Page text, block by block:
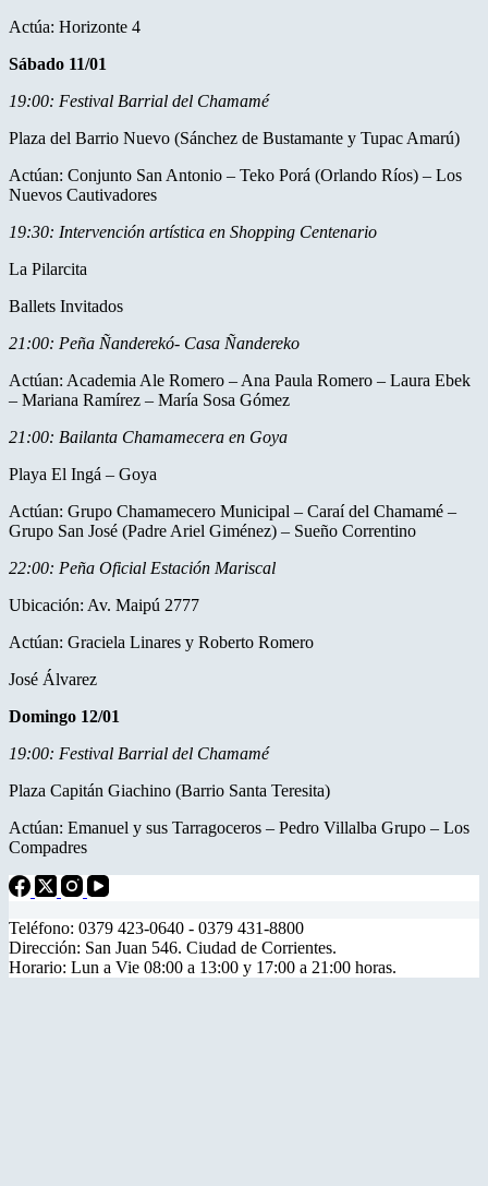
Actúa: Horizonte 4
Sábado 11/01
19:00: Festival Barrial del Chamamé
Plaza del Barrio Nuevo (Sánchez de Bustamante y Tupac Amarú)
Actúan: Conjunto San Antonio – Teko Porá (Orlando Ríos) – Los
Nuevos Cautivadores
19:30: Intervención artística en Shopping Centenario
La Pilarcita
Ballets Invitados
21:00: Peña Ñanderekó- Casa Ñandereko
Actúan: Academia Ale Romero – Ana Paula Romero – Laura Ebek
– Mariana Ramírez – María Sosa Gómez
21:00: Bailanta Chamamecera en Goya
Playa El Ingá – Goya
Actúan: Grupo Chamamecero Municipal – Caraí del Chamamé –
Grupo San José (Padre Ariel Giménez) – Sueño Correntino
22:00: Peña Oficial Estación Mariscal
Ubicación: Av. Maipú 2777
Actúan: Graciela Linares y Roberto Romero
José Álvarez
Domingo 12/01
19:00: Festival Barrial del Chamamé
Plaza Capitán Giachino (Barrio Santa Teresita)
Actúan: Emanuel y sus Tarragoceros – Pedro Villalba Grupo – Los
Compadres
Teléfono: 0379 423-0640 - 0379 431-8800
Dirección: San Juan 546. Ciudad de Corrientes.
Horario: Lun a Vie 08:00 a 13:00 y 17:00 a 21:00 horas.